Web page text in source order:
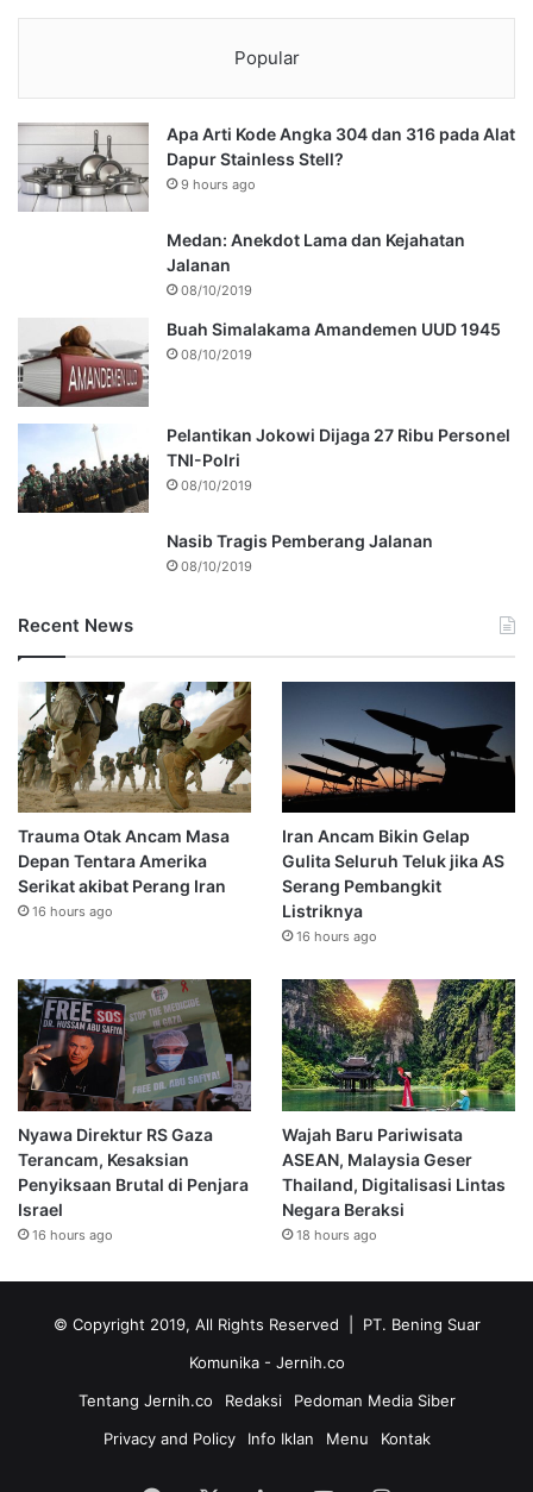
Popular
Apa Arti Kode Angka 304 dan 316 pada Alat
Dapur Stainless Stell?
9 hours ago
Medan: Anekdot Lama dan Kejahatan
Jalanan
08/10/2019
Buah Simalakama Amandemen UUD 1945
08/10/2019
Pelantikan Jokowi Dijaga 27 Ribu Personel
TNI-Polri
08/10/2019
Nasib Tragis Pemberang Jalanan
08/10/2019
Recent News
Trauma Otak Ancam Masa
Depan Tentara Amerika
Serikat akibat Perang Iran
16 hours ago
Iran Ancam Bikin Gelap
Gulita Seluruh Teluk jika AS
Serang Pembangkit
Listriknya
16 hours ago
Nyawa Direktur RS Gaza
Terancam, Kesaksian
Penyiksaan Brutal di Penjara
Israel
16 hours ago
Wajah Baru Pariwisata
ASEAN, Malaysia Geser
Thailand, Digitalisasi Lintas
Negara Beraksi
18 hours ago
© Copyright 2019, All Rights Reserved | PT. Bening Suar
Komunika - Jernih.co
Tentang Jernih.co
Redaksi
Pedoman Media Siber
Privacy and Policy
Info Iklan Menu Kontak